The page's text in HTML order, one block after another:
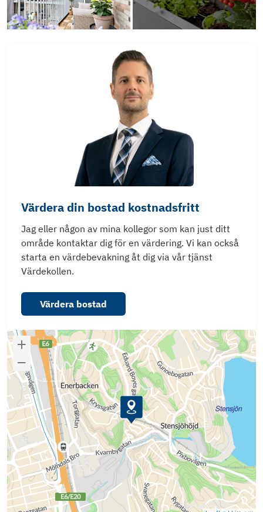
Stadgar
Årsredovisning 2022
Årsredovisning 2025
Värdera din bostad kostnadsfritt
Jag eller någon av mina kollegor som kan just ditt
område kontaktar dig för en värdering. Vi kan också
starta en värdebevakning åt dig via vår tjänst
Värdekollen.
Värdera bostad